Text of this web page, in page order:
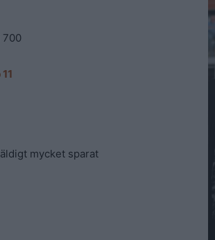
700
mycket sparat